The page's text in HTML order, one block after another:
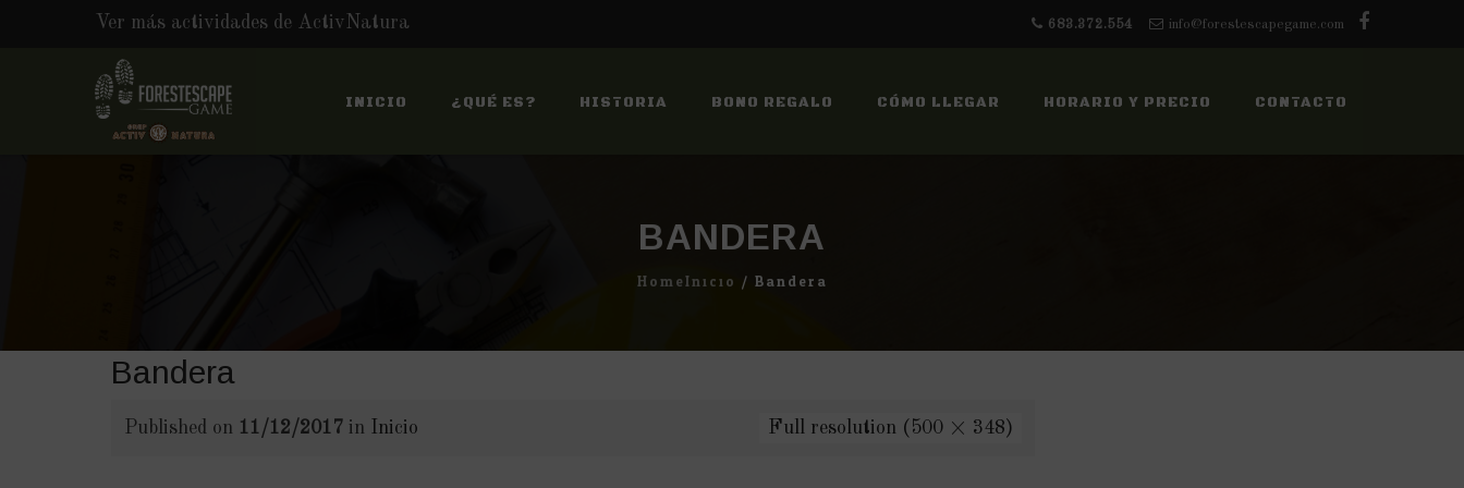
Ver más actividades de ActivNatura 683.372.554 info@forestescapegame.com
contentINICIO ¿QUÉ ES? HISTORIA BONO REGALO CÓMO LLEGAR HORARIO Y PRECIO CONTACTO
BANDERA
HomeInicio / Bandera
Bandera
Published on 11/12/2017 in Inicio Full resolution (500 × 348)